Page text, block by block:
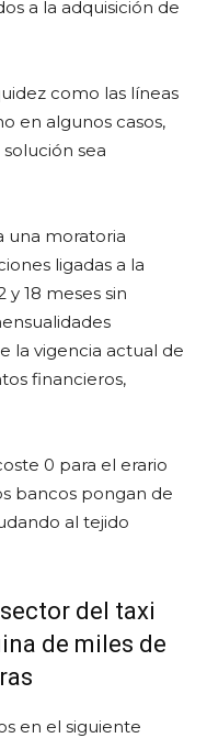
a la adquisición de
como las líneas
en algunos casos,
sea
una moratoria
ligadas a la
18 meses sin
la vigencia actual de
financieros,
0 para el erario
bancos pongan de
al tejido
del taxi
de miles de
en el siguiente